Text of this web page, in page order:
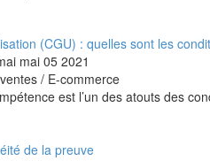
(CGU) : quelles sont les
mai 05 2021
/ E-commerce
est l’un des atouts des
de la preuve